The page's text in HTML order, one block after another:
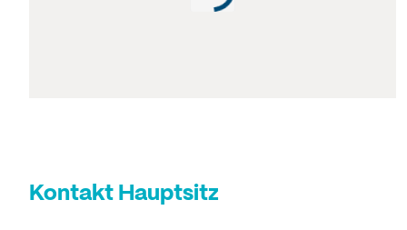
Kontakt Hauptsitz